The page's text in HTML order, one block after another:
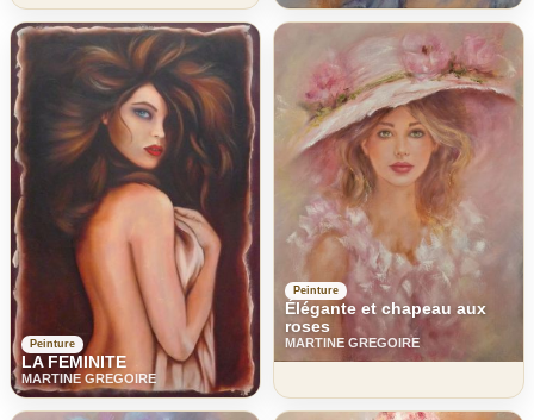
Peinture
LA FEMINITE
MARTINE GREGOIRE
Peinture
Élégante et chapeau aux
roses
MARTINE GREGOIRE